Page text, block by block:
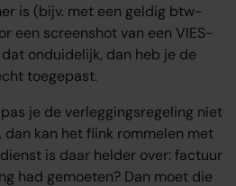
is (bijv. met een geldig btw-
een screenshot van een VIES-
onduidelijk, dan heb je de
toegepast.
je de verleggingsregeling níet
kan het flink rommelen met
is daar helder over: factuur
had gemoeten? Dan moet die